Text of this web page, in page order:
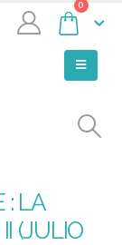
0
: LA
(JULIO